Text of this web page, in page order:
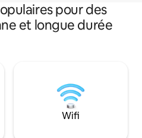
pour des
et longue durée
Wifi